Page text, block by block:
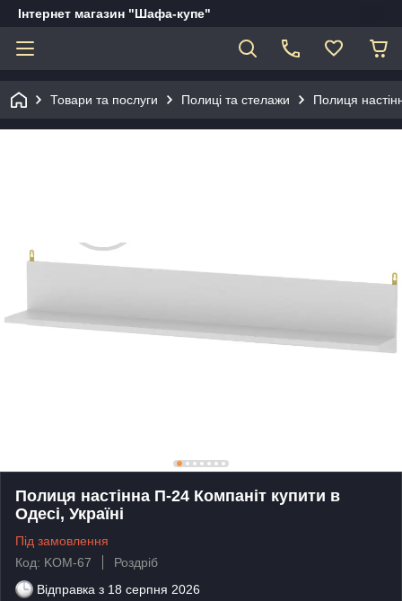
Інтернет магазин "Шафа-купе"
Товари та послуги Полиці та стелажи Полиця
Полиця настінна П-24 Компаніт купити в
Одесі, Україні
Під замовлення
Код: KOM-67
Роздріб
Відправка з 18 серпня 2026